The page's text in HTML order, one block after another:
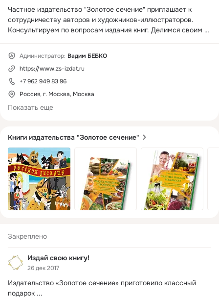
Книги издательства "Золотое сечение"
Закреплено
Издай свою книгу!
26 дек 2017
Издательство «Золотое сечение» приготовило классный
подарок ...
Частное издательство "Золотое сечение" приглашает к
сотрудничеству авторов и художников-иллюстраторов.
Консультируем по вопросам издания книг. Делимся своим
Администратор: Вадим БЕБКО
https://www.zs-izdat.ru
+7 962 949 83 96
Россия, г. Москва, Москва
Показать еще